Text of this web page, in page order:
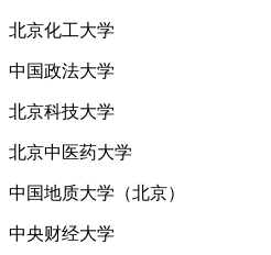
北京化工大学
中国政法大学
北京科技大学
北京中医药大学
中国地质大学（北京）
中央财经大学